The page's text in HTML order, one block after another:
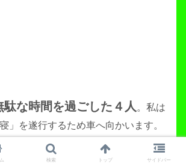
な時間を過ごした４人 。私は
」を遂行するため車へ向かいます。
検索 トップ サイドバー